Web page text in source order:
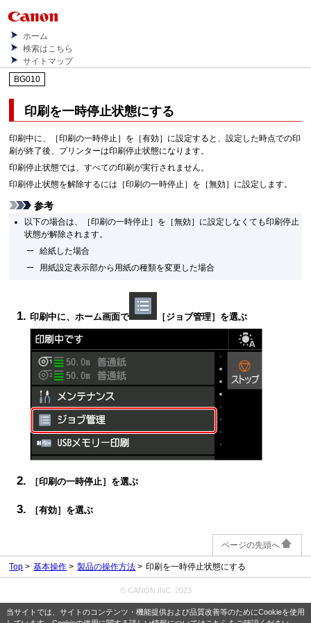
当サイトでは、サイトのコンテンツ・機能提供および品質改善等のためにCookieを使用
ホーム
検索はこちら
サイトマップ
BG010
印刷を一時停止状態にする
印刷中に、［印刷の一時停止 ］を［有効］に設定すると、設定した時点での印
刷が終了後、プリンターは印刷停止状態になります。
印刷停止状態では、すべての印刷が実行されません。
印刷停止状態を解除するには［印刷の一時停止 ］を［無効］に設定します。
参考
以下の場合は、［印刷の一時停止 ］を［無効］に設定しなくても印刷停止
状態が解除されます。
給紙した場合
用紙設定表示部から用紙の種類を変更した場合
印刷中に、ホーム画面で ［ジョブ管理］を選ぶ
［印刷の一時停止］を選ぶ
［有効］を選ぶ
ページの先頭へ
Top 基本操作 製品の操作方法 印刷を一時停止状態にする
© CANON INC. 2023